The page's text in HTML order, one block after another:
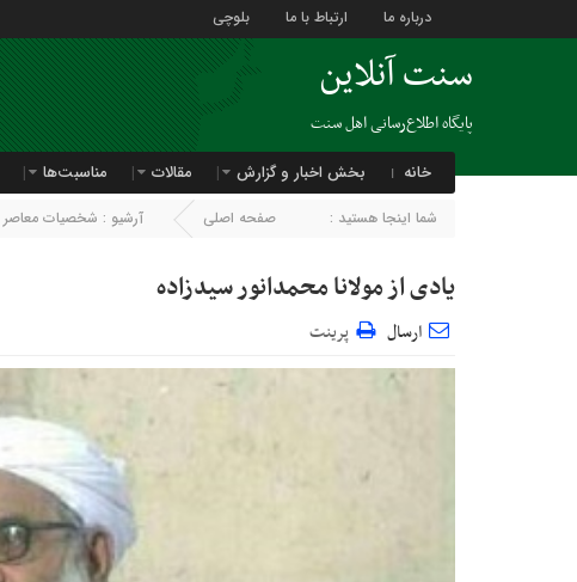
درباره ما ارتباط با ما بلوچی
سنت آنلاین
پایگاه اطلاع‌رسانی اهل سنت
خانه بخش اخبار و گزارش مقالات مناسبت‌ها
شما اینجا هستید : صفحه اصلی آرشیو : شخصیات معاصر
یادی از مولانا محمدانور سیدزاده
ارسال پرینت